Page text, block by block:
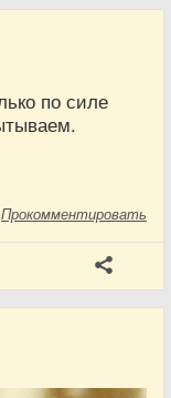
по силе
Прокомментировать